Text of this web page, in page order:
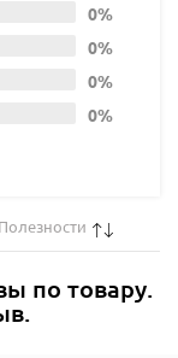
0%
0%
0%
0%
Полезности
по товару.